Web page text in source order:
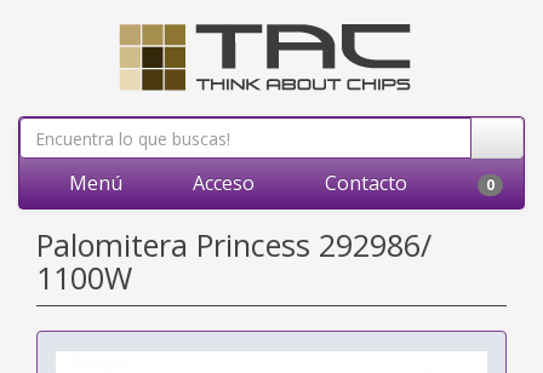
Menú Acceso Contacto 0
Palomitera Princess 292986/
1100W